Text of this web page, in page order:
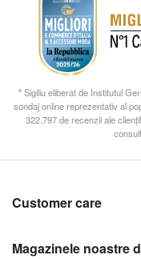
* Sigiliu eliberat de Institutul
sondaj online reprezentativ al
322.797 de recenzii ale
Customer care
Magazinele noastre